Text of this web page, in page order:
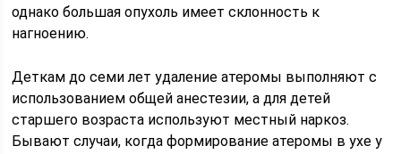
однако большая опухоль имеет склонность к
нагноению.
Деткам до семи лет удаление атеромы выполняют с
использованием общей анестезии, а для детей
старшего возраста используют местный наркоз.
Бывают случаи, когда формирование атеромы в ухе у